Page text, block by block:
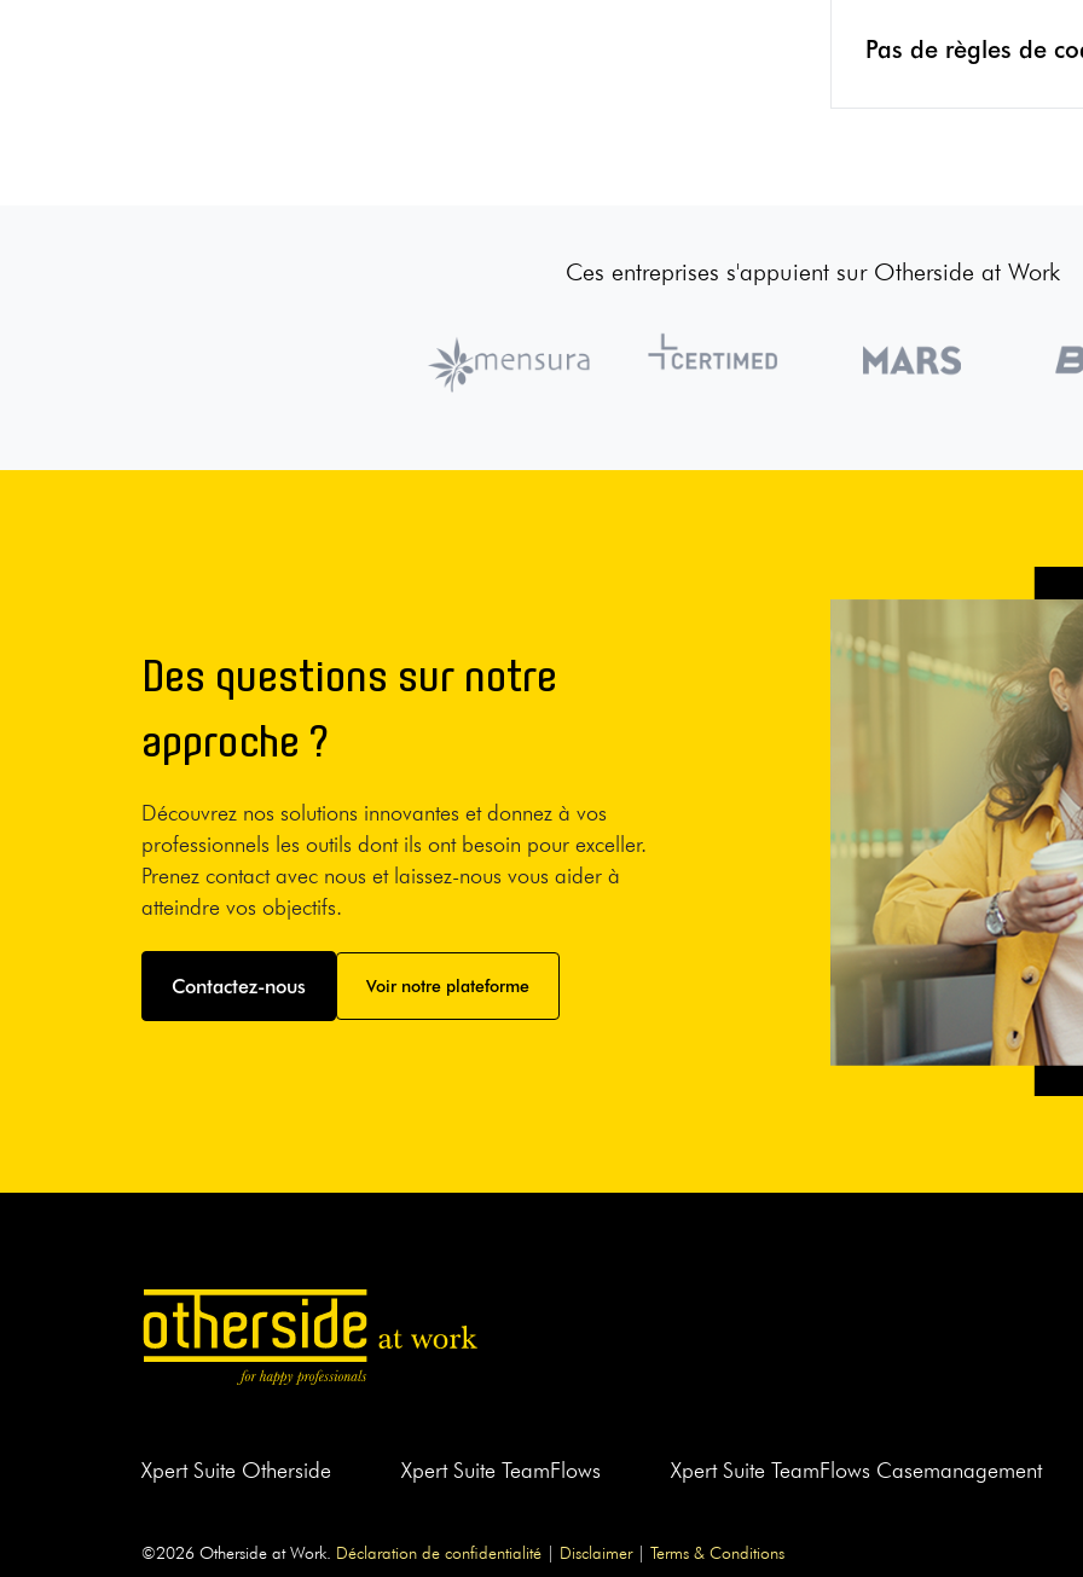
Pas de règles de
Ces entreprises s'appuient sur Otherside at Work
Des questions sur notre
approche ?
Découvrez nos solutions innovantes et donnez à vos
professionnels les outils dont ils ont besoin pour exceller.
Prenez contact avec nous et laissez-nous vous aider à
atteindre vos objectifs.
Contactez-nous Voir notre plateforme
Xpert Suite Otherside Xpert Suite TeamFlows Xpert Suite TeamFlows Casemanagement
©2026 Otherside at Work. Déclaration de confidentialité | Disclaimer| Terms & Conditions